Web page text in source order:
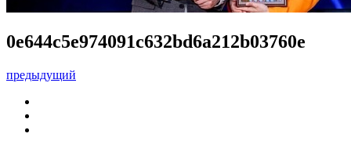
0e644c5e974091c632bd6a212b03760e
предыдущий